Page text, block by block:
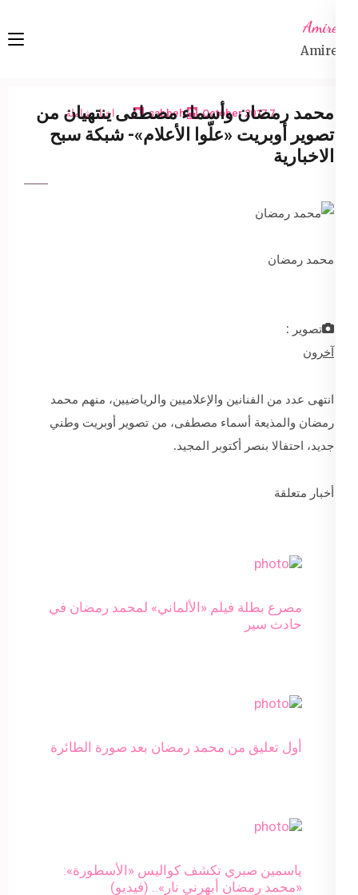
content
Amireta
Amireta
7 October 2017
sabbeh اخبار شاملة
محمد رمضان وأسماء مصطفى ينتهيان من
تصوير أوبريت «علّوا الأعلام»- شبكة سبح
الاخبارية
محمد رمضان
تصوير :
آخرون
انتهى عدد من الفنانين والإعلاميين والرياضيين، منهم محمد
رمضان والمذيعة أسماء مصطفى، من تصوير أوبريت وطني
جديد، احتفالا بنصر أكتوبر المجيد.
أخبار متعلقة
مصرع بطلة فيلم «الألماني» لمحمد رمضان في
حادث سير
أول تعليق من محمد رمضان بعد صورة الطائرة
ياسمين صبري تكشف كواليس «الأسطورة»:
«محمد رمضان أبهرني نار».. (فيديو)